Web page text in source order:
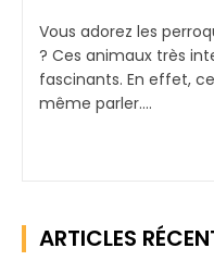
Vous adorez les
? Ces animaux très
fascinants. En effet,
même parler....
ARTICLES